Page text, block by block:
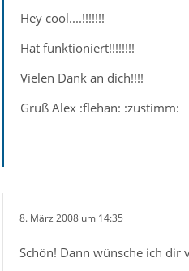
Hey cool....!!!!!!!
Hat funktioniert!!!!!!!!
Vielen Dank an dich!!!!
Gruß Alex :flehan: :zustimm:
8. März 2008 um 14:35
Schön! Dann wünsche ich dir